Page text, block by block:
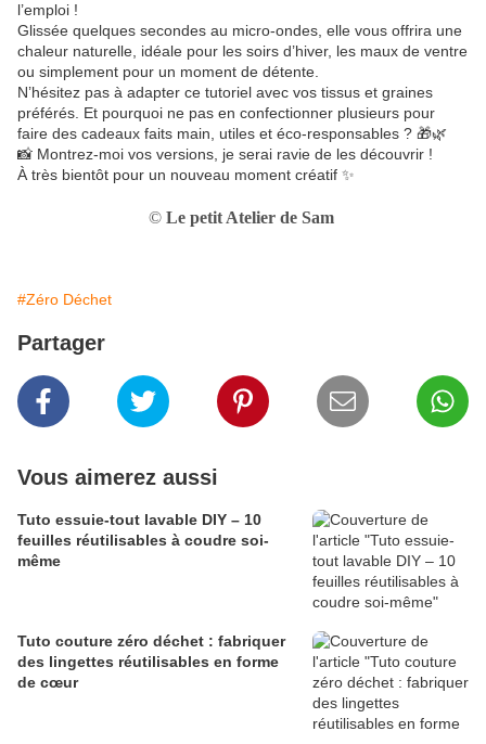
l’emploi !
Glissée quelques secondes au micro-ondes, elle vous offrira une
chaleur naturelle, idéale pour les soirs d’hiver, les maux de ventre
ou simplement pour un moment de détente.
N’hésitez pas à adapter ce tutoriel avec vos tissus et graines
préférés. Et pourquoi ne pas en confectionner plusieurs pour
faire des cadeaux faits main, utiles et éco-responsables ? 🎁🌿
📸 Montrez-moi vos versions, je serai ravie de les découvrir !
À très bientôt pour un nouveau moment créatif ✨
© Le petit Atelier de Sam
#Zéro Déchet
Partager
Vous aimerez aussi
Tuto essuie-tout lavable DIY – 10
feuilles réutilisables à coudre soi-
même
Tuto couture zéro déchet : fabriquer
des lingettes réutilisables en forme
de cœur